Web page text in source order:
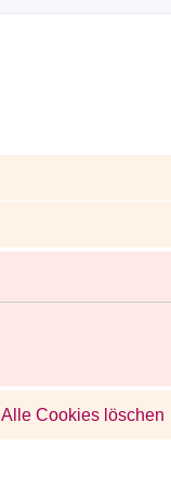
Alle Cookies löschen